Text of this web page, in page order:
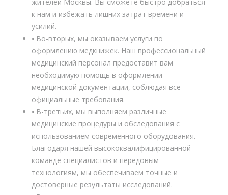
к нам и избежать лишних затрат времени и
усилий.
⦁ Во-вторых, мы оказываем услуги по
оформлению медкнижек. Наш профессиональный
медицинский персонал предоставит вам
необходимую помощь в оформлении
медицинской документации, соблюдая все
официальные требования.
⦁ В-третьих, мы выполняем различные
медицинские процедуры и обследования с
использованием современного оборудования.
Благодаря нашей высококвалифицированной
команде специалистов и передовым
технологиям, мы обеспечиваем точные и
достоверные результаты исследований.